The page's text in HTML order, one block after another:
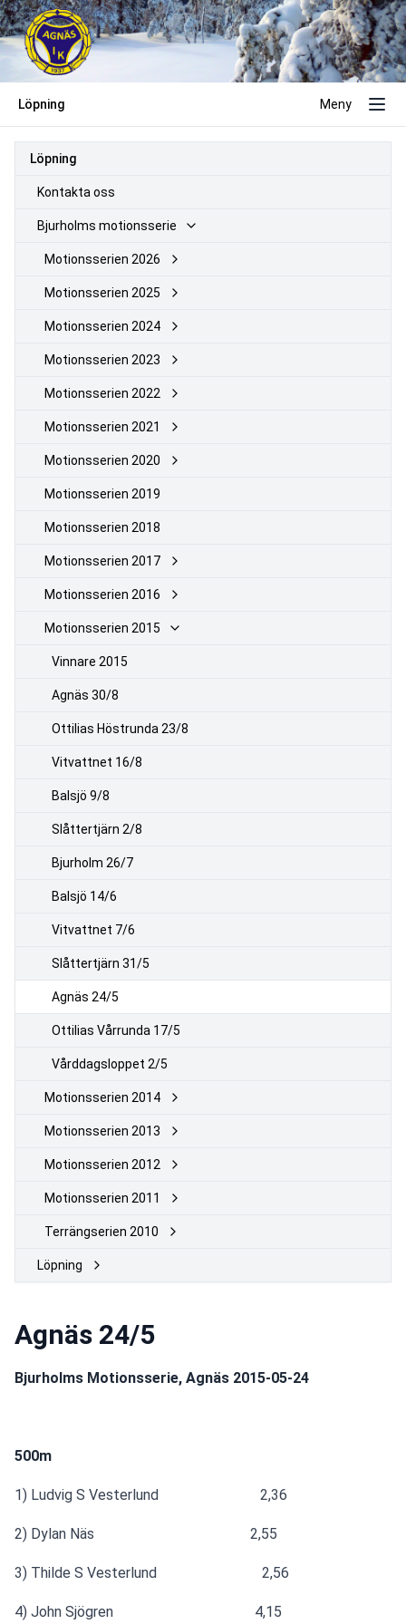
Löpning Meny
Löpning
Kontakta oss
Bjurholms motionsserie
Motionsserien 2026
Motionsserien 2025
Motionsserien 2024
Motionsserien 2023
Motionsserien 2022
Motionsserien 2021
Motionsserien 2020
Motionsserien 2019
Motionsserien 2018
Motionsserien 2017
Motionsserien 2016
Motionsserien 2015
Vinnare 2015
Agnäs 30/8
Ottilias Höstrunda 23/8
Vitvattnet 16/8
Balsjö 9/8
Slåttertjärn 2/8
Bjurholm 26/7
Balsjö 14/6
Vitvattnet 7/6
Slåttertjärn 31/5
Agnäs 24/5
Ottilias Vårrunda 17/5
Vårddagsloppet 2/5
Motionsserien 2014
Motionsserien 2013
Motionsserien 2012
Motionsserien 2011
Terrängserien 2010
Löpning
Agnäs 24/5
Bjurholms Motionsserie, Agnäs 2015-05-24
500m
1) Ludvig S Vesterlund                            2,36
2) Dylan Näs                                           2,55
3) Thilde S Vesterlund                             2,56
4) John Sjögren                                       4,15